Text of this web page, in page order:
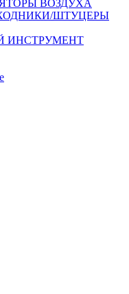
ВОЗДУХА
ШТУЦЕРЫ
ИНСТРУМЕНТ